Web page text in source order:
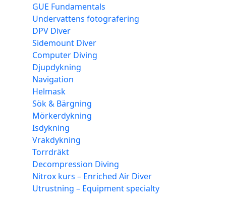
GUE Fundamentals
Undervattens fotografering
DPV Diver
Sidemount Diver
Computer Diving
Djupdykning
Navigation
Helmask
Sök & Bärgning
Mörkerdykning
Isdykning
Vrakdykning
Torrdräkt
Decompression Diving
Nitrox kurs – Enriched Air Diver
Utrustning – Equipment specialty